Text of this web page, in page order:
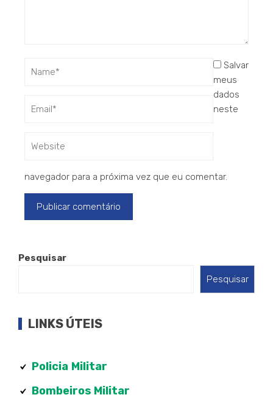
Salvar
meus
dados
neste
navegador para a próxima vez que eu comentar.
Pesquisar
Pesquisar
LINKS ÚTEIS
Policia Militar
Bombeiros Militar